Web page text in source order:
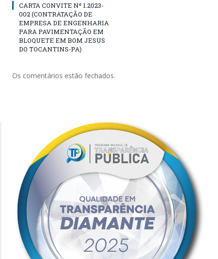
CARTA CONVITE Nº 1.2023-
002 (CONTRATAÇÃO DE
EMPRESA DE ENGENHARIA
PARA PAVIMENTAÇÃO EM
BLOQUETE EM BOM JESUS
DO TOCANTINS-PA)
Os comentários estão fechados.